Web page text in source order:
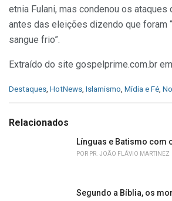
etnia Fulani, mas condenou os ataques
antes das eleições dizendo que foram
sangue frio”.
Extraído do site gospelprime.com.br
C
e
Destaques HotNews Islamismo Mídia e Fé
Relacionados
Línguas e Batismo com
POR PR. JOÃO FLÁVIO MARTINEZ
Segundo a Bíblia, os